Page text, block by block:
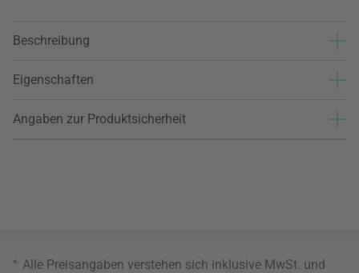
Beschreibung
Eigenschaften
Angaben zur Produktsicherheit
* Alle Preisangaben verstehen sich inklusive MwSt. und